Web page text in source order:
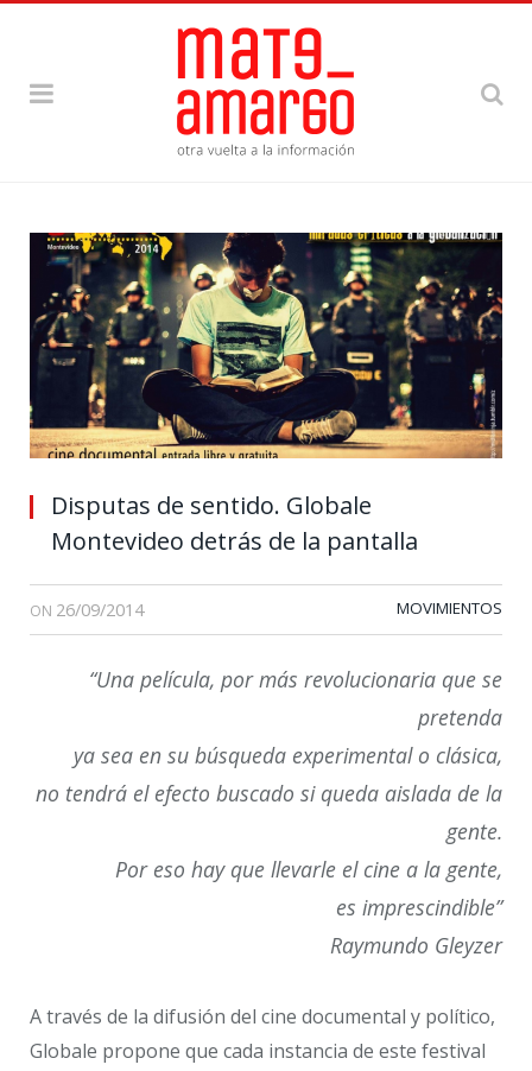
Disputas de sentido. Globale
Montevideo detrás de la pantalla
ON 26/09/2014 MOVIMIENTOS
“Una película, por más revolucionaria que se
pretenda
ya sea en su búsqueda experimental o clásica,
no tendrá el efecto buscado si queda aislada de la
gente.
Por eso hay que llevarle el cine a la gente,
es imprescindible”
Raymundo Gleyzer
A través de la difusión del cine documental y político,
Globale propone que cada instancia de este festival